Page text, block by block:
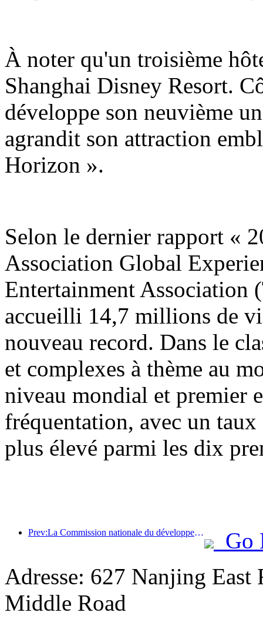
À noter qu'un troisième
Shanghai Disney Resort.
développe son neuvième
agrandit son attraction
Horizon ».
Selon le dernier rapport «
Association Global
Entertainment Association
accueilli 14,7 millions de
nouveau record. Dans le
et complexes à thème au
niveau mondial et premier
fréquentation, avec un
plus élevé parmi les dix
Prev:La Commission nationale du développement et de la réforme a publié le premier lot de 49 destinations sportives de plein air de haute qualité
Go
Adresse: 627 Nanjing
Middle Road